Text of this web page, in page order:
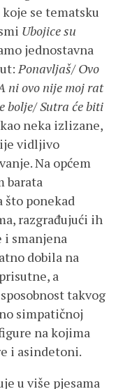
se tematsku
Ubojice su
jednostavna
Ponavljaš/ Ovo
ni ovo nije moj rat
bolje/ Sutra će biti
neka izlizane,
vidljivo
Na općem
barata
ponekad
razgrađujući ih
i smanjena
dobila na
a
takvog
simpatičnoj
na kojima
i asindetoni.
u više pjesama